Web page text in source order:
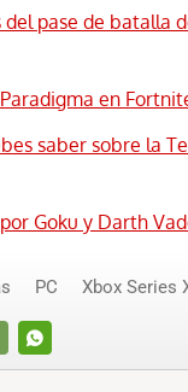
del pase de batalla
en
saber sobre la
Goku y Darth
WHATSAPP
PC Xbox Series